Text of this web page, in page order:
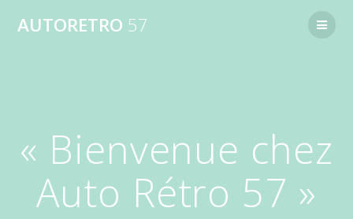
AUTORETRO 57
« Bienvenue chez
Auto Rétro 57 »